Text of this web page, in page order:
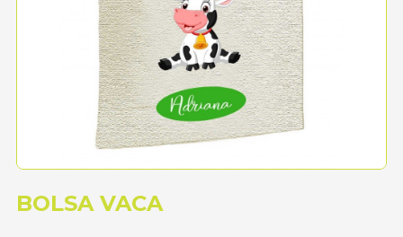
BOLSA VACA